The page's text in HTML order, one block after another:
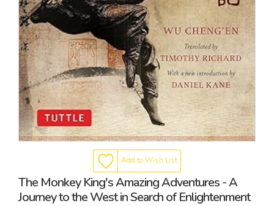
Add to Wish List
The Monkey King's Amazing Adventures - A
Journey to the West in Search of Enlightenment